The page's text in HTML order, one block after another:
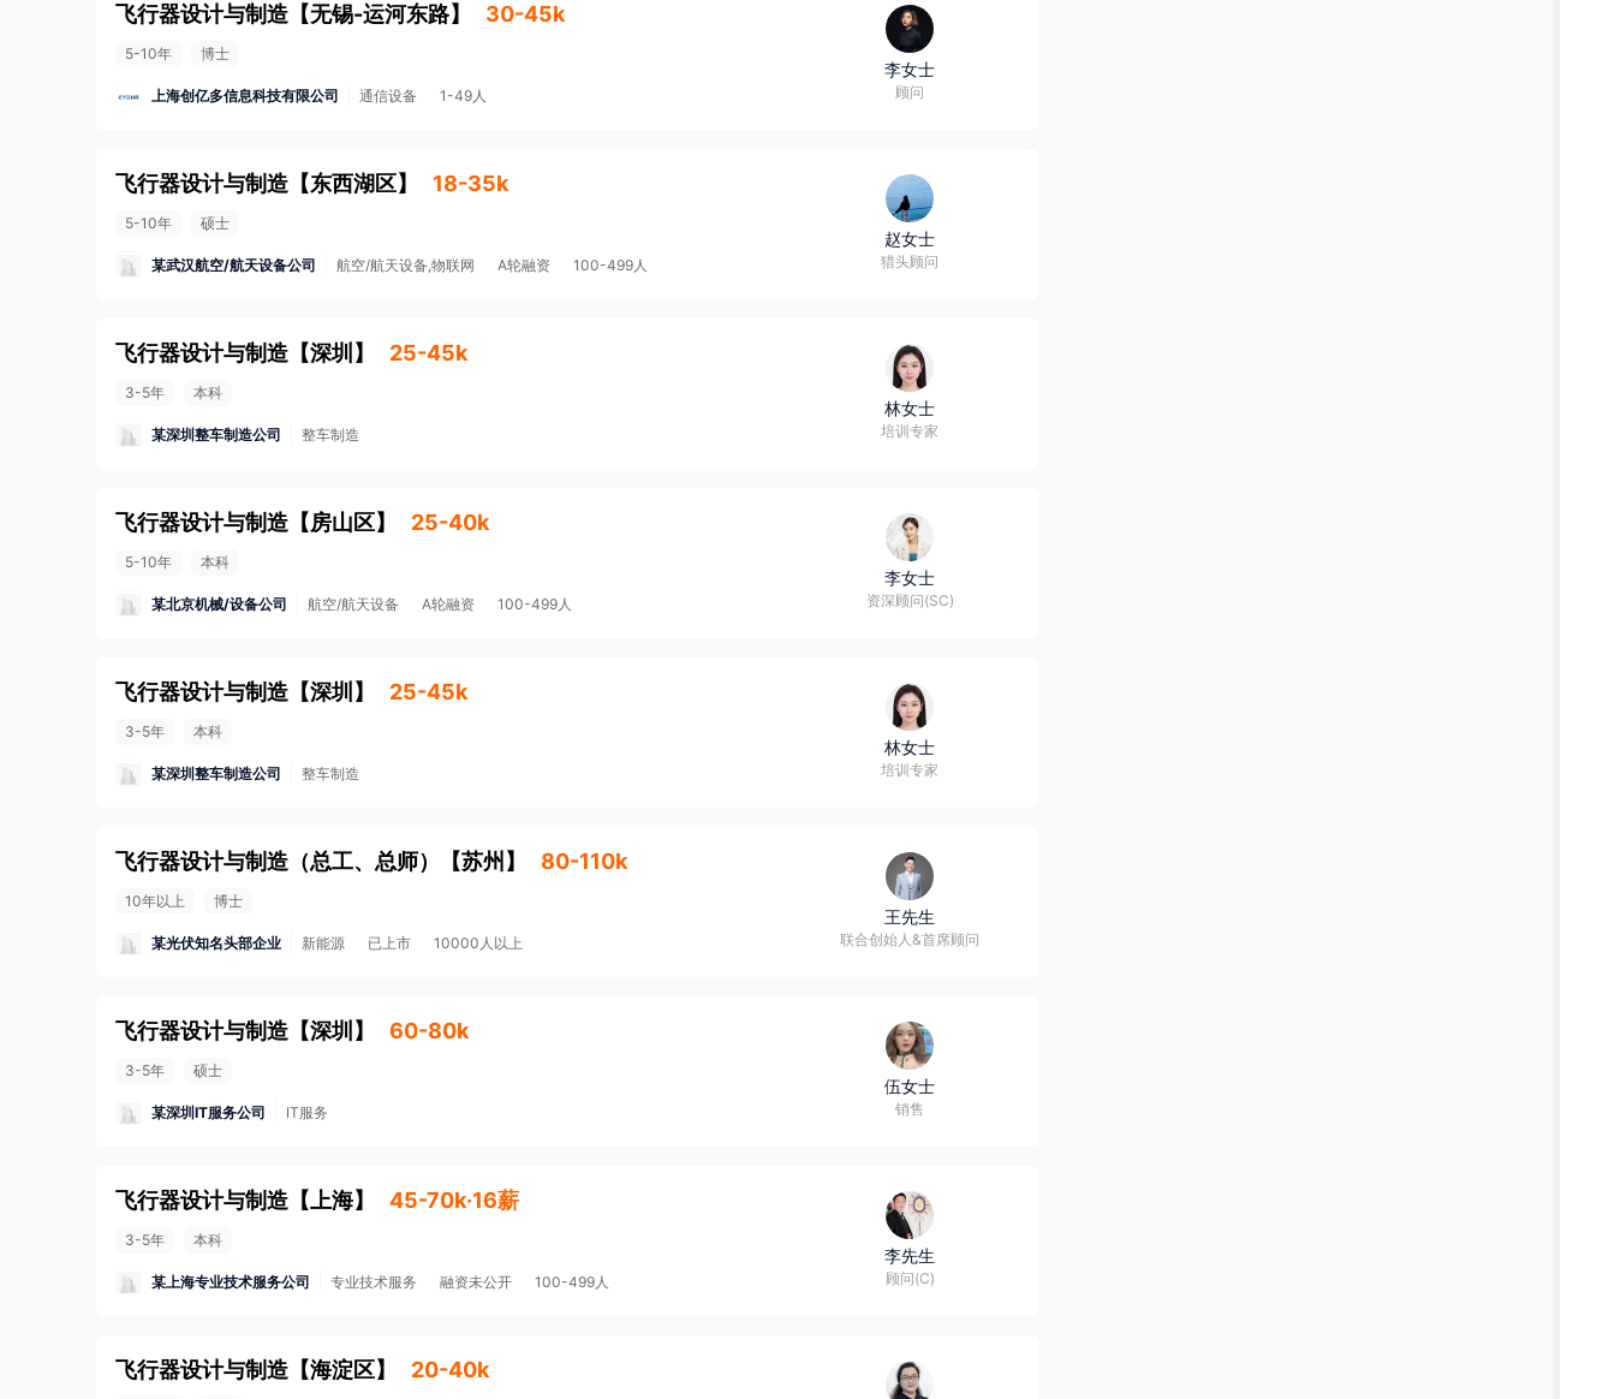
飞行器设计与制造 【无锡-运河东路】 30-45k
5-10年 博士
上海创亿多信息科技有限公司 通信设备 1-49人
李女士
顾问
飞行器设计与制造 【东西湖区】 18-35k
5-10年 硕士
某武汉航空/航天设备公司 航空/航天设备,物联网 A轮融资 100-499人
赵女士
猎头顾问
飞行器设计与制造 【深圳 】 25-45k
3-5年 本科
某深圳整车制造公司 整车制造
林女士
培训专家
飞行器设计与制造 【房山区】 25-40k
5-10年 本科
某北京机械/设备公司 航空/航天设备 A轮融资 100-499人
李女士
资深顾问(SC)
飞行器设计与制造 【深圳 】 25-45k
3-5年 本科
某深圳整车制造公司 整车制造
林女士
培训专家
飞行器设计与制造（总工、总师） 【苏州 】 80-110k
10年以上 博士
某光伏知名头部企业 新能源 已上市 10000人以上
王先生
联合创始人&首席顾问
飞行器设计与制造 【深圳 】 60-80k
3-5年 硕士
某深圳IT服务公司 IT服务
伍女士
销售
飞行器设计与制造 【 上海】 45-70k·16薪
3-5年 本科
某上海专业技术服务公司 专业技术服务 融资未公开 100-499人
李先生
顾问(C)
飞行器设计与制造 【海淀区】 20-40k